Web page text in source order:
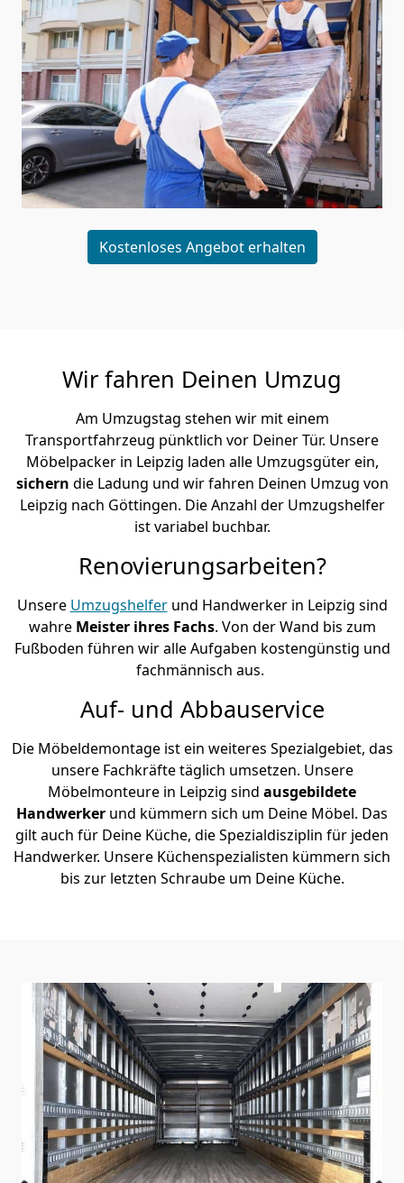
Kostenloses Angebot erhalten
Wir fahren Deinen Umzug
Am Umzugstag stehen wir mit einem
Transportfahrzeug pünktlich vor Deiner Tür. Unsere
Möbelpacker in Leipzig laden alle Umzugsgüter ein,
sichern die Ladung und wir fahren Deinen Umzug von
Leipzig nach Göttingen. Die Anzahl der Umzugshelfer
ist variabel buchbar.
Renovierungsarbeiten?
Unsere Umzugshelferund Handwerker in Leipzig sind
wahre Meister ihres Fachs. Von der Wand bis zum
Fußboden führen wir alle Aufgaben kostengünstig und
fachmännisch aus.
Auf- und Abbauservice
Die Möbeldemontage ist ein weiteres Spezialgebiet, das
unsere Fachkräfte täglich umsetzen. Unsere
Möbelmonteure in Leipzig sind ausgebildete
Handwerker und kümmern sich um Deine Möbel. Das
gilt auch für Deine Küche, die Spezialdisziplin für jeden
Handwerker. Unsere Küchenspezialisten kümmern sich
bis zur letzten Schraube um Deine Küche.